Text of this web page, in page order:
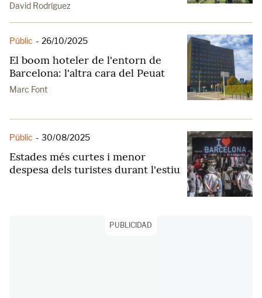
David Rodríguez
Públic - 26/10/2025
El boom hoteler de l'entorn de
Barcelona: l'altra cara del Peuat
Marc Font
Públic - 30/08/2025
Estades més curtes i menor
despesa dels turistes durant l'estiu
PUBLICIDAD